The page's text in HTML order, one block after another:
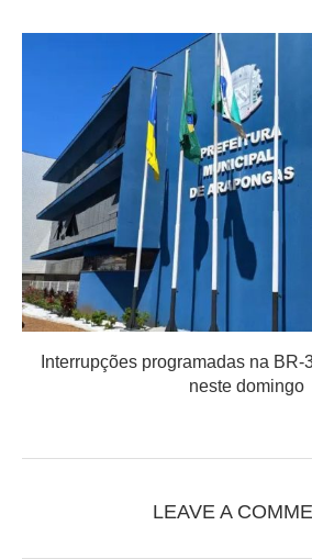
Interrupções programadas na
neste domingo
LEAVE A